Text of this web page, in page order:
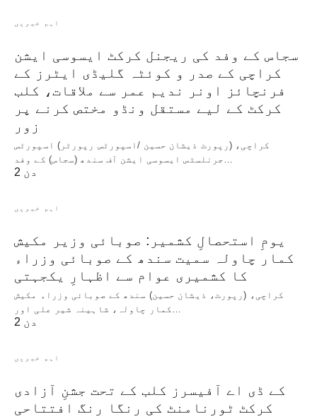
اہم خبریں
سجاس کے وفد کی ریجنل کرکٹ ایسوسی ایشن
کراچی کے صدر و کوئٹہ گلیڈی ایٹرز کے
فرنچائز اونر ندیم عمر سے ملاقات، کلب
کرکٹ کے لیے مستقل ونڈو مختص کرنے پر
زور
کراچی، (رپورٹ ذیشان حسین /اسپورٹس رپورٹر) اسپورٹس
جرنلسٹس ایسوسی ایشن آف سندھ (سجاس) کے وفد…
2 دن
اہم خبریں
یومِ استحصالِ کشمیر: صوبائی وزیر مکیش
کمار چاولہ سمیت سندھ کے صوبائی وزراء
کا کشمیری عوام سے اظہارِ یکجہتی
کراچی، (رپورٹ، ذیشان حسین) سندھ کے صوبائی وزراء مکیش
کمار چاولہ، شاہینہ شیر علی اور…
2 دن
اہم خبریں
کے ڈی اے آفیسرز کلب کے تحت جشنِ آزادی
کرکٹ ٹورنامنٹ کی رنگا رنگ افتتاحی